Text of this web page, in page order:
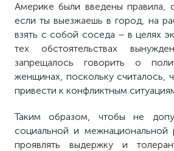
Америке были введены правила,
если ты выезжаешь в город, на
взять с собой соседа – в целях
тех обстоятельствах
запрещалось говорить о
женщинах, поскольку считалось,
привести к конфликтным
Таким образом, чтобы не
социальной и
проявлять выдержку и